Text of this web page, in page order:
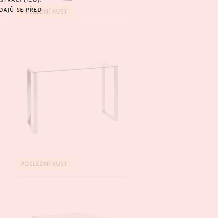
POSLEDNÍ KUSY
BESTSELLER
POSLEDNÍ KUSY
BESTSELLER
SE PŘED